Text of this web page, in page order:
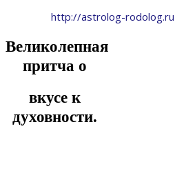
http://astrolog-rodolog.ru
Великолепная
притча о
вкусе к
духовности.